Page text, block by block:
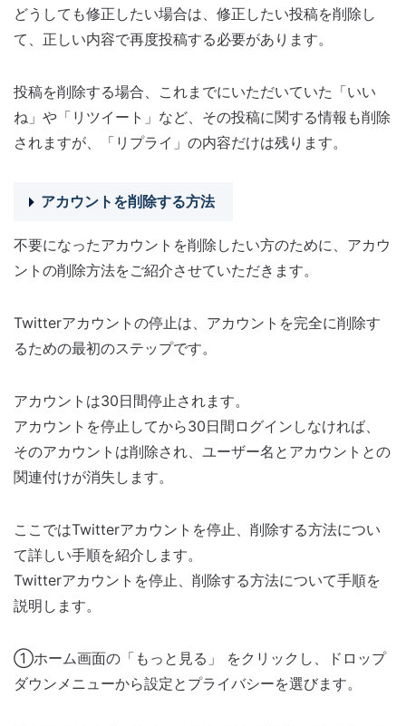
どうしても修正したい場合は、修正したい投稿を削除し
て、正しい内容で再度投稿する必要があります。
投稿を削除する場合、これまでにいただいていた「いい
ね」や「リツイート」など、その投稿に関する情報も削除
されますが、「リプライ」の内容だけは残ります。
アカウントを削除する方法
不要になったアカウントを削除したい方のために、アカウ
ントの削除方法をご紹介させていただきます。
Twitterアカウントの停止は、アカウントを完全に削除す
るための最初のステップです。
アカウントは30日間停止されます。
アカウントを停止してから30日間ログインしなければ、
そのアカウントは削除され、ユーザー名とアカウントとの
関連付けが消失します。
ここではTwitterアカウントを停止、削除する方法につい
て詳しい手順を紹介します。
Twitterアカウントを停止、削除する方法について手順を
説明します。
①ホーム画面の「もっと見る」 をクリックし、ドロップ
ダウンメニューから設定とプライバシーを選びます。